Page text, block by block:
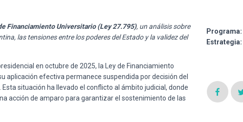
Financiamiento Universitario (Ley 27.795), un análisis sobre
las tensiones entre los poderes del Estado y la validez del
en octubre de 2025, la Ley de Financiamiento
aplicación efectiva permanece suspendida por decisión del
Esta situación ha llevado el conflicto al ámbito judicial, donde
acción de amparo para garantizar el sostenimiento de las
Programa:
Estrategia: